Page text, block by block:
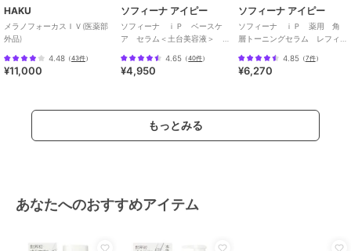
HAKU
メラノフォーカスＩＶ(医薬部
外品)
4.48 （43件）
¥11,000
ソフィーナ アイピー
ソフィーナ ｉＰ ベースケ
ア セラム＜土台美容液＞
4.65 （40件）
¥4,950
ソフィーナ アイピー
ソフィーナ ｉＰ 薬用 角
層トーニングセラム レフィ
4.85（7件）
¥6,270
もっとみる
あなたへのおすすめアイテム